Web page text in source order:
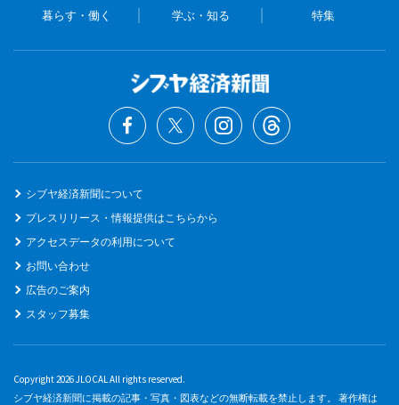
暮らす・働く 学ぶ・知る 特集
シブヤ経済新聞について
プレスリリース・情報提供はこちらから
アクセスデータの利用について
お問い合わせ
広告のご案内
スタッフ募集
Copyright 2026 JLOCAL All rights reserved.
シブヤ経済新聞に掲載の記事・写真・図表などの無断転載を禁止します。 著作権は